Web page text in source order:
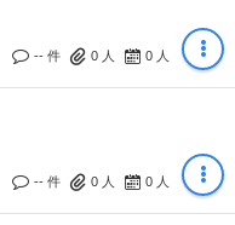
-- 件
0 人 0 人
-- 件
0 人 0 人